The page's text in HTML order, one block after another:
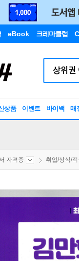
eBook 크레마클럽
상품 이벤트 바이백 매
자격증 취업/상식/적